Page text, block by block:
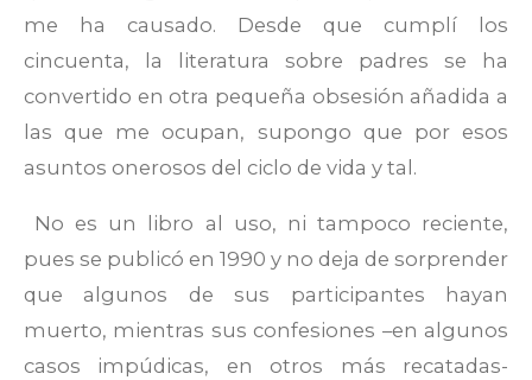
me ha causado. Desde que cumplí los
cincuenta, la literatura sobre padres se ha
convertido en otra pequeña obsesión añadida a
las que me ocupan, supongo que por esos
asuntos onerosos del ciclo de vida y tal.
No es un libro al uso, ni tampoco reciente,
pues se publicó en 1990 y no deja de sorprender
que algunos de sus participantes hayan
muerto, mientras sus confesiones –en algunos
casos impúdicas, en otros más recatadas-